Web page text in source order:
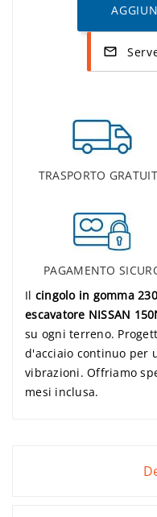
mail_outline
TRASPORTO
PAGAMENTO
Il cingolo in gomma
escavatore NISSAN
su ogni terreno.
d'acciaio continuo per
vibrazioni. Offriamo
mesi inclusa.